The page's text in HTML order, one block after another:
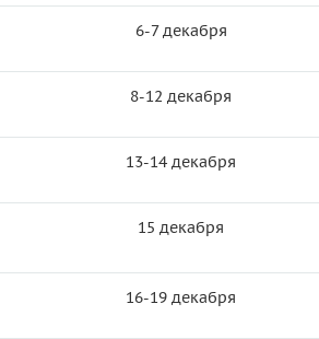
6-7 декабря
8-12 декабря
13-14 декабря
15 декабря
16-19 декабря